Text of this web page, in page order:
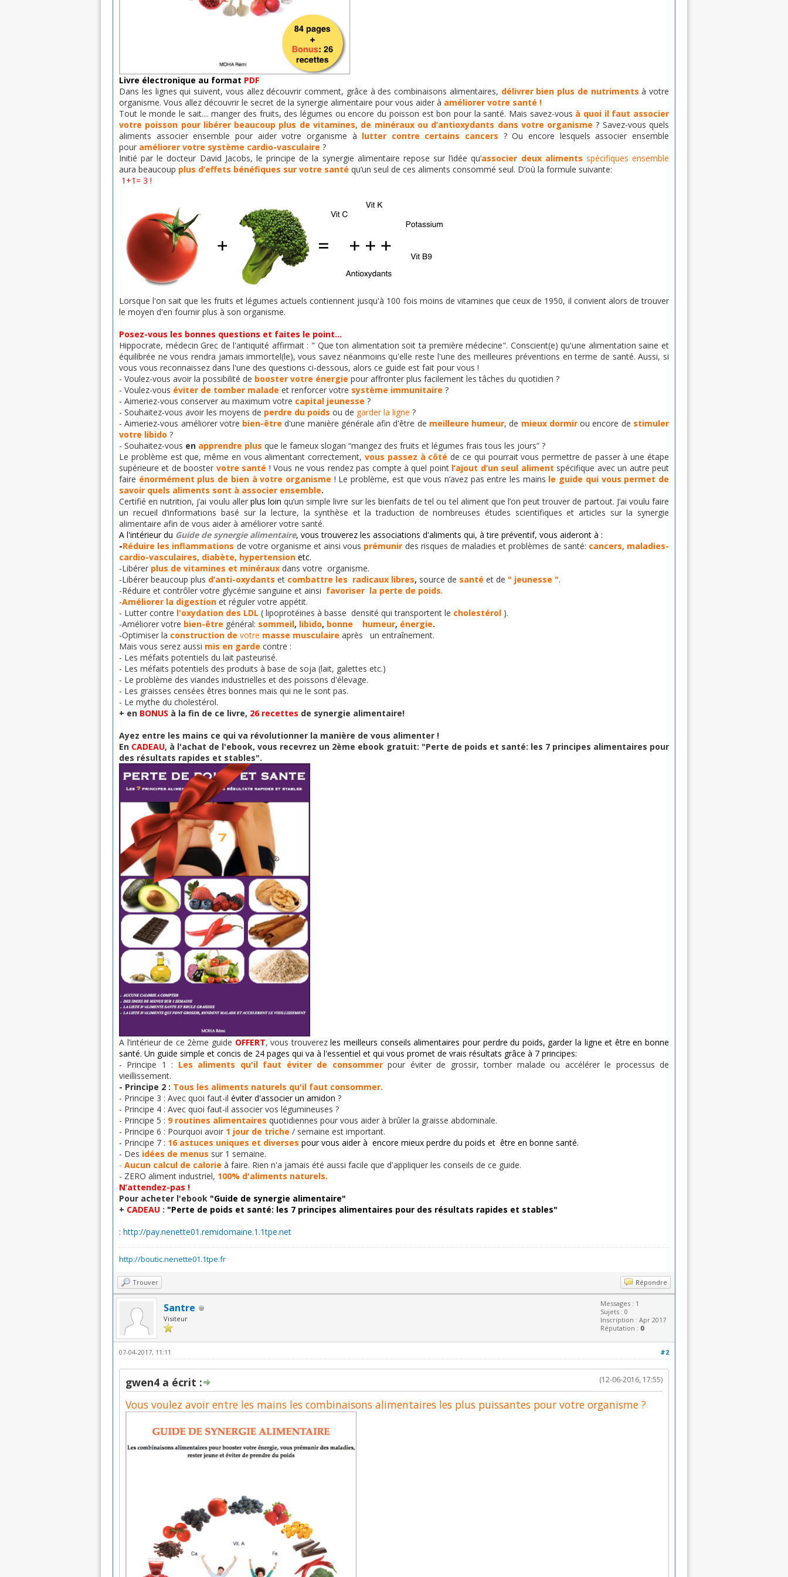
Livre électronique au format PDF
Dans les lignes qui suivent, vous allez découvrir comment, grâce à des combinaisons alimentaires, délivrer bien plus de nutriments à votre
organisme. Vous allez découvrir le secret de la synergie alimentaire pour vous aider à améliorer votre santé !
Tout le monde le sait.... manger des fruits, des légumes ou encore du poisson est bon pour la santé. Mais savez-vous à quoi il faut associer
votre poisson pour libérer beaucoup plus de vitamines, de minéraux ou d’antioxydants dans votre organisme ? Savez-vous quels
aliments associer ensemble pour aider votre organisme à lutter contre certains cancers ? Ou encore lesquels associer ensemble
pour améliorer votre système cardio-vasculaire ?
Initié par le docteur David Jacobs, le principe de la synergie alimentaire repose sur l’idée qu’associer deux aliments spécifiques ensemble
aura beaucoup plus d’effets bénéfiques sur votre santé qu’un seul de ces aliments consommé seul. D’où la formule suivante:
1+1= 3 !
Lorsque l'on sait que les fruits et légumes actuels contiennent jusqu'à 100 fois moins de vitamines que ceux de 1950, il convient alors de trouver
le moyen d'en fournir plus à son organisme.
Posez-vous les bonnes questions et faites le point...
Hippocrate, médecin Grec de l'antiquité affirmait : " Que ton alimentation soit ta première médecine". Conscient(e) qu'une alimentation saine et
équilibrée ne vous rendra jamais immortel(le), vous savez néanmoins qu'elle reste l'une des meilleures préventions en terme de santé. Aussi, si
vous vous reconnaissez dans l'une des questions ci-dessous, alors ce guide est fait pour vous !
- Voulez-vous avoir la possibilité de booster votre énergie pour affronter plus facilement les tâches du quotidien ?
- Voulez-vous éviter de tomber malade et renforcer votre système immunitaire ?
- Aimeriez-vous conserver au maximum votre capital jeunesse ?
- Souhaitez-vous avoir les moyens de perdre du poids ou de garder la ligne ?
- Aimeriez-vous améliorer votre bien-être d'une manière générale afin d'être de meilleure humeur, de mieux dormirou encore de stimuler
votre libido ?
- Souhaitez-vous en apprendre plus que le fameux slogan “mangez des fruits et légumes frais tous les jours” ?
Le problème est que, même en vous alimentant correctement,vous passez à côté de ce qui pourrait vous permettre de passer à une étape
supérieure et de booster votre santé ! Vous ne vous rendez pas compte à quel point l’ajout d’un seul aliment spécifique avec un autre peut
faire énormément plus de bien à votre organisme ! Le problème, est que vous n’avez pas entre les mains le guide qui vous permet de
savoir quels aliments sont à associer ensemble.
Certifié en nutrition, j’ai voulu aller plus loinqu’un simple livre sur les bienfaits de tel ou tel aliment que l’on peut trouver de partout. J’ai voulu faire
un recueil d’informations basé sur la lecture, la synthèse et la traduction de nombreuses études scientifiques et articles sur la synergie
alimentaire afin de vous aider à améliorer votre santé.
A l'intérieur du Guide de synergie alimentaire, vous trouverez les associations d'aliments qui, à tire préventif, vous aideront à :
-Réduire les inflammations de votre organisme et ainsi vous prémunir des risques de maladies et problèmes de santé: cancers, maladies-
cardio-vasculaires, diabète, hypertension etc.
-Libérer plus de vitamines et minéraux dans votre organisme.
-Libérer beaucoup plus d’anti-oxydants et combattre les radicaux libres, source de santé et de " jeunesse ".
-Réduire et contrôler votre glycémie sanguine et ainsi favoriser la perte de poids.
-Améliorer la digestion et réguler votre appétit.
- Lutter contre l'oxydation des LDL ( lipoprotéines à basse densité qui transportent le cholestérol ).
-Améliorer votre bien-être général: sommeil, libido, bonne humeur, énergie.
-Optimiser la construction de votre masse musculaire après un entraînement.
Mais vous serez aussi mis en garde contre :
- Les méfaits potentiels du lait pasteurisé.
- Les méfaits potentiels des produits à base de soja (lait, galettes etc.)
- Le problème des viandes industrielles et des poissons d'élevage.
- Les graisses censées êtres bonnes mais qui ne le sont pas.
- Le mythe du cholestérol.
+ en BONUS à la fin de ce livre, 26 recettes de synergie alimentaire!
Ayez entre les mains ce qui va révolutionner la manière de vous alimenter !
En CADEAU, à l'achat de l'ebook, vous recevrez un 2ème ebook gratuit: "Perte de poids et santé: les 7 principes alimentaires pour
des résultats rapides et stables".
A l’intérieur de ce 2ème guide OFFERT, vous trouverezles meilleurs conseils alimentaires pour perdre du poids, garder la ligne et être en bonne
santé. Un guide simple et concis de 24 pages qui va à l'essentiel et qui vous promet de vrais résultats grâce à 7 principes:
- Principe 1 : Les aliments qu'il faut éviter de consommerpour éviter de grossir, tomber malade ou accélérer le processus de
vieillissement.
- Principe 2 : Tous les aliments naturels qu'il faut consommer.
- Principe 3 : Avec quoi faut-il éviter d'associer un amidon ?
- Principe 4 : Avec quoi faut-il associer vos légumineuses ?
- Principe 5 : 9 routines alimentaires quotidiennes pour vous aider à brûler la graisse abdominale.
- Principe 6 : Pourquoi avoir 1 jour de triche / semaine est important.
- Principe 7 : 16 astuces uniques et diverses pour vous aider à encore mieux perdre du poids et être en bonne santé.
- Des idées de menus sur 1 semaine.
- Aucun calcul de calorie à faire. Rien n'a jamais été aussi facile que d'appliquer les conseils de ce guide.
- ZERO aliment industriel, 100% d'aliments naturels.
N’attendez-pas !
Pour acheter l'ebook "Guide de synergie alimentaire"
+ CADEAU : "Perte de poids et santé: les 7 principes alimentaires pour des résultats rapides et stables"
: http://pay.nenette01.remidomaine.1.1tpe.net
http://boutic.nenette01.1tpe.fr
Trouver Répondre
Santre
Visiteur
Messages : 1
Sujets : 0
Inscription : Apr 2017
Réputation : 0
#2
07-04-2017, 11:11
(12-06-2016, 17:55)
gwen4 a écrit :
Vous voulez avoir entre les mains les combinaisons alimentaires les plus puissantes pour votre organisme ?